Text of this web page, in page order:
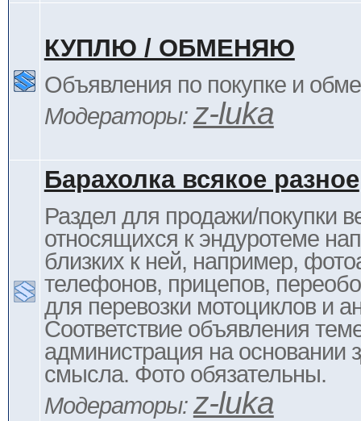
КУПЛЮ / ОБМЕНЯЮ
Объявления по покупке и
Модераторы: z-luka
Барахолка всякое разное
Раздел для продажи/покупки
относящихся к эндуротеме
близких к ней, например,
телефонов, прицепов,
для перевозки мотоциклов и
Соответствие объявления
администрация на основании
смысла. Фото обязательны.
Модераторы: z-luka